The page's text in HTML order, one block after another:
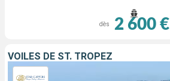
dès 2 600 €
VOILES DE ST. TROPEZ